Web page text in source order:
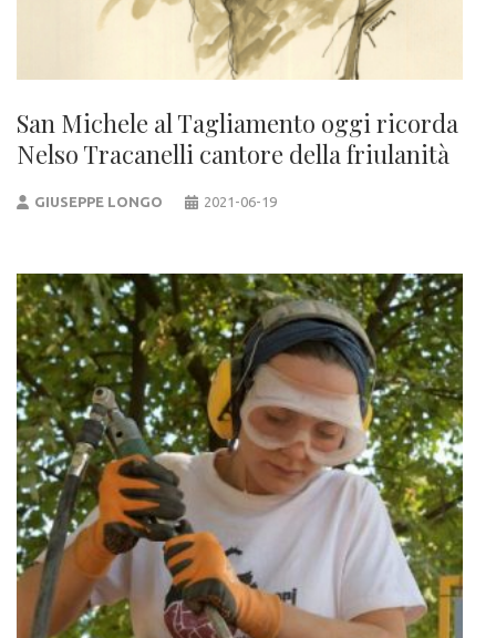
San Michele al Tagliamento oggi ricorda
Nelso Tracanelli cantore della friulanità
GIUSEPPE LONGO 2021-06-19